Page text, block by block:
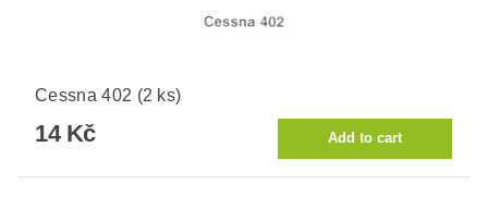
Cessna 402 (2 ks)
14 Kč